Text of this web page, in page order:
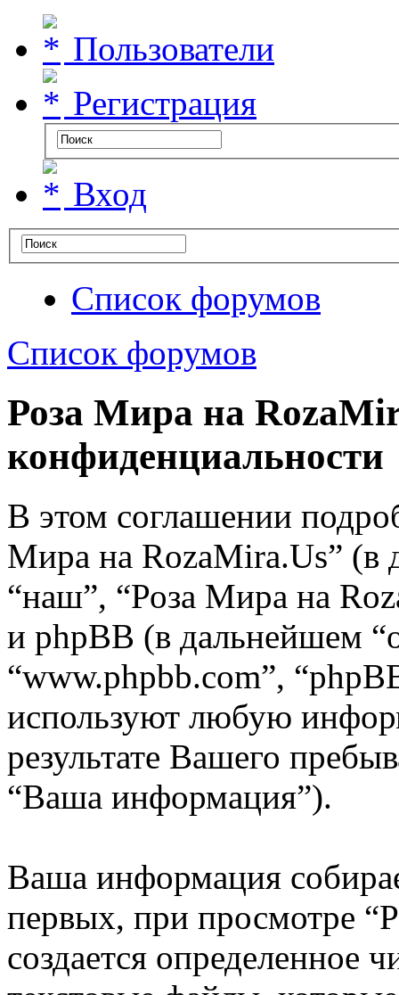
Пользователи
Регистрация
Вход
Список форумов
Список форумов
Роза Мира на
конфиденциальности
В этом соглашении
Мира на RozaMira.Us” (в
“наш”, “Роза Мира на
и phpBB (в дальнейшем
“www.phpbb.com”,
используют любую
результате Вашего
“Ваша информация”).
Ваша информация
первых, при просмотре
создается определенное